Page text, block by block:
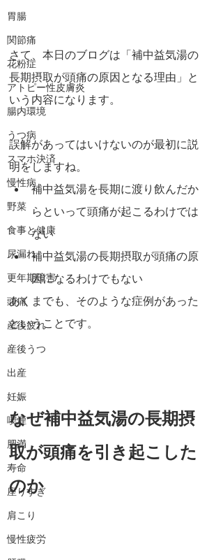
胃腸
関節痛
花粉症
アトピー性皮膚炎
腸内環境
うつ病
スマホ決済
慢性病
野菜
食事と健康
尿漏れ
更年期障害
頭痛
産後疲れ
産後うつ
出産
妊娠
喫煙
肥満
寿命
座りすぎ
肩こり
慢性疲労
さて、本日のブログは「補中益気湯の
長期摂取が頭痛の原因となる理由」と
いう内容になります。
誤解があってはいけないのが最初に説
明をしますね。
補中益気湯を長期に渡り飲んだか
らといって頭痛が起こるわけでは
ない
補中益気湯の長期摂取が頭痛の原
因になるわけでもない
あくまでも、そのような症例があった
ということです。
なぜ補中益気湯の長期摂
取が頭痛を引き起こした
のか